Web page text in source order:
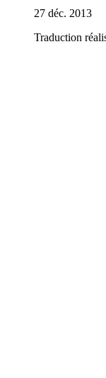
27 déc. 2013
Traduction